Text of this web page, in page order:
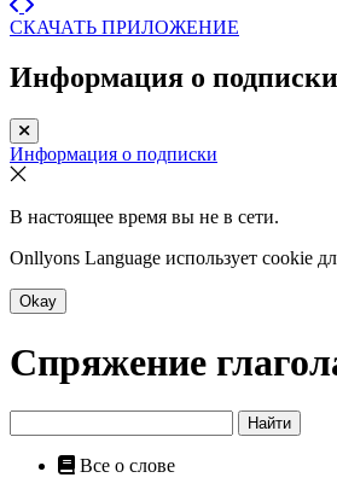
СКАЧАТЬ ПРИЛОЖЕНИЕ
Информация о подписки
Информация о подписки
В настоящее время вы не в сети.
Onllyons Language использует cookie
Okay
Спряжение
Найти
Все о слове